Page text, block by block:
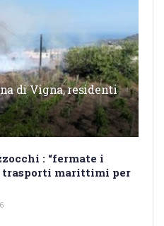
di Vigna, residenti
: “fermate i
marittimi per